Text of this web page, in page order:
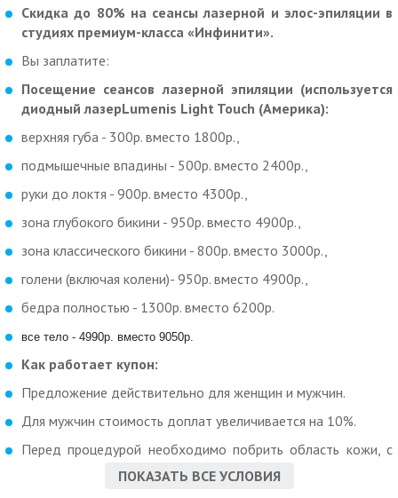
Скидка до 80% на сеансы лазерной и элос-эпиляции в
студиях премиум-класса «Инфинити»​.
Вы заплатите:
Посещение сеансов лазерной эпиляции (используется
диодный лазерLumenis Light Touch (Америка):
верхняя губа - 300р. вместо 1800р.,
подмышечные впадины - 500р. вместо 2400р.,
руки до локтя - 900р. вместо 4300р.,
зона глубокого бикини - 950р. вместо 4900р.,
зона классического бикини - 800р. вместо 3000р.,
голени (включая колени)- 950р. вместо 4900р.,
бедра полностью - 1300р. вместо 6200р.
все тело - 4990р. вместо 9050р.
Как работает купон:
Предложение действительно для женщин и мужчин.
Для мужчин стоимость доплат увеличивается на 10%.
Перед процедурой необходимо побрить область кожи, с
которой будут удаляться волосы. Оптимальная длина
ПОКАЗАТЬ ВСЕ УСЛОВИЯ